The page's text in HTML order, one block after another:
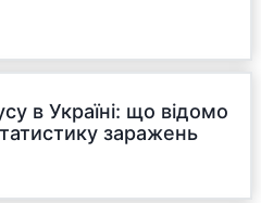
в Україні: що відомо
заражень